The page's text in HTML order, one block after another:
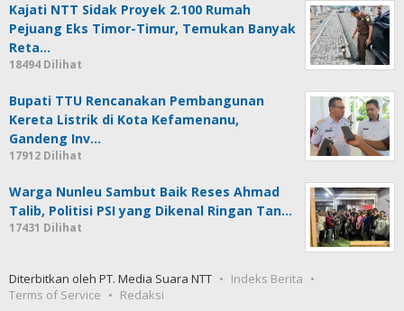
Kajati NTT Sidak Proyek 2.100 Rumah
Pejuang Eks Timor-Timur, Temukan Banyak
Reta…
18494 Dilihat
Bupati TTU Rencanakan Pembangunan
Kereta Listrik di Kota Kefamenanu,
Gandeng Inv…
17912 Dilihat
Warga Nunleu Sambut Baik Reses Ahmad
Talib, Politisi PSI yang Dikenal Ringan Tan…
17431 Dilihat
Diterbitkan oleh PT. Media Suara NTT
Indeks Berita
Terms of Service
Redaksi